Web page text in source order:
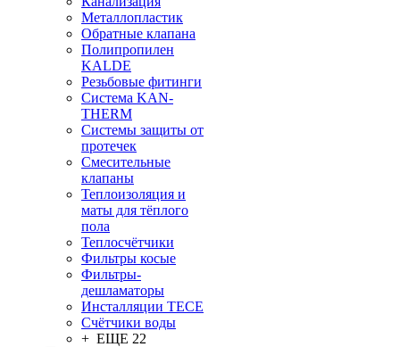
Металлопластик
Обратные клапана
Полипропилен
KALDE
Резьбовые фитинги
Система KAN-
THERM
Системы защиты от
протечек
Смесительные
клапаны
Теплоизоляция и
маты для тёплого
пола
Теплосчётчики
Фильтры косые
Фильтры-
дешламаторы
Инсталляции TECE
Счётчики воды
+ ЕЩЕ 22